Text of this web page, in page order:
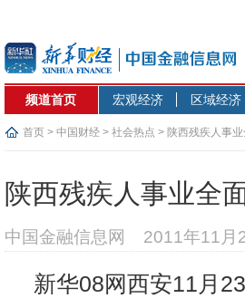
频道首页 宏观经济 区域经济
首页 > 中国财经 > 社会热点 > 陕西残疾人事
陕西残疾人事业全
中国金融信息网 2011年11月
新华08网西安11月